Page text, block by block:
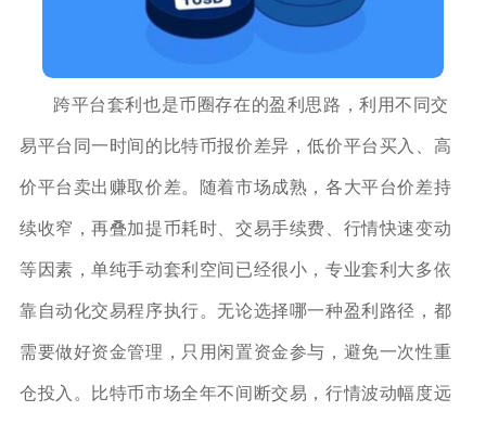
跨平台套利也是币圈存在的盈利思路，利用不同交
易平台同一时间的比特币报价差异，低价平台买入、高
价平台卖出赚取价差。随着市场成熟，各大平台价差持
续收窄，再叠加提币耗时、交易手续费、行情快速变动
等因素，单纯手动套利空间已经很小，专业套利大多依
靠自动化交易程序执行。无论选择哪一种盈利路径，都
需要做好资金管理，只用闲置资金参与，避免一次性重
仓投入。比特币市场全年不间断交易，行情波动幅度远